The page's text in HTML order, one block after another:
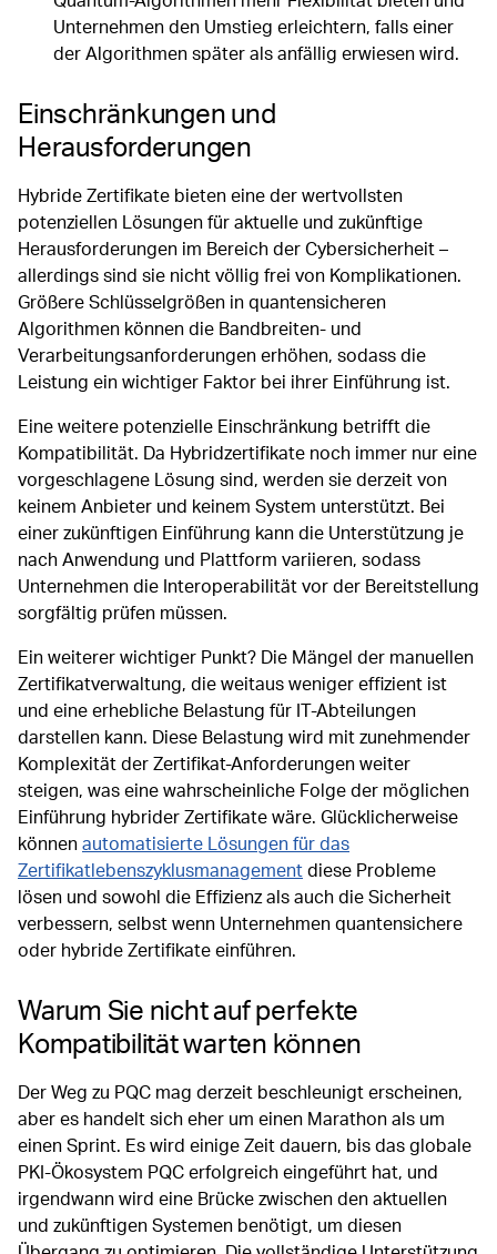
Unternehmen den Umstieg erleichtern, falls einer
der Algorithmen später als anfällig erwiesen wird.
Einschränkungen und
Herausforderungen
Hybride Zertifikate bieten eine der wertvollsten
potenziellen Lösungen für aktuelle und zukünftige
Herausforderungen im Bereich der Cybersicherheit –
allerdings sind sie nicht völlig frei von Komplikationen.
Größere Schlüsselgrößen in quantensicheren
Algorithmen können die Bandbreiten- und
Verarbeitungsanforderungen erhöhen, sodass die
Leistung ein wichtiger Faktor bei ihrer Einführung ist.
Eine weitere potenzielle Einschränkung betrifft die
Kompatibilität. Da Hybridzertifikate noch immer nur eine
vorgeschlagene Lösung sind, werden sie derzeit von
keinem Anbieter und keinem System unterstützt. Bei
einer zukünftigen Einführung kann die Unterstützung je
nach Anwendung und Plattform variieren, sodass
Unternehmen die Interoperabilität vor der Bereitstellung
sorgfältig prüfen müssen.
Ein weiterer wichtiger Punkt? Die Mängel der manuellen
Zertifikatverwaltung, die weitaus weniger effizient ist
und eine erhebliche Belastung für IT-Abteilungen
darstellen kann. Diese Belastung wird mit zunehmender
Komplexität der Zertifikat-Anforderungen weiter
steigen, was eine wahrscheinliche Folge der möglichen
Einführung hybrider Zertifikate wäre. Glücklicherweise
können automatisierte Lösungen für das
Zertifikatlebenszyklusmanagement diese Probleme
lösen und sowohl die Effizienz als auch die Sicherheit
verbessern, selbst wenn Unternehmen quantensichere
oder hybride Zertifikate einführen.
Warum Sie nicht auf perfekte
Kompatibilität warten können
Der Weg zu PQC mag derzeit beschleunigt erscheinen,
aber es handelt sich eher um einen Marathon als um
einen Sprint. Es wird einige Zeit dauern, bis das globale
PKI-Ökosystem PQC erfolgreich eingeführt hat, und
irgendwann wird eine Brücke zwischen den aktuellen
und zukünftigen Systemen benötigt, um diesen